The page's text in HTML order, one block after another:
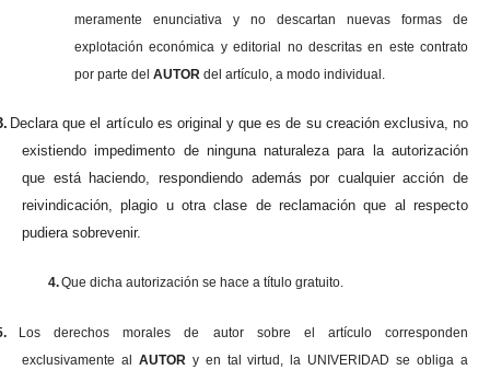
meramente enunciativa y no descartan nuevas formas de
explotación económica y editorial no descritas en este contrato
por parte del AUTORdel artículo, a modo individual.
Declara que el artículo es original y que es de su creación exclusiva, no
existiendo impedimento de ninguna naturaleza para la autorización
que está haciendo, respondiendo además por cualquier acción de
reivindicación, plagio u otra clase de reclamación que al respecto
pudiera sobrevenir.
4.Que dicha autorización se hace a título gratuito.
Los derechos morales de autor sobre el artículo corresponden
exclusivamente al AUTOR y en tal virtud, la UNIVERIDAD se obliga a